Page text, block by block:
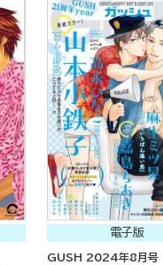
電子版
GUSH 2024年8月号